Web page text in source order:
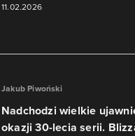
11.02.2026
Jakub Piwoński
Nadchodzi wielkie
okazji 30-lecia serii.